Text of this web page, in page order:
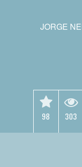
JORGE
98 303